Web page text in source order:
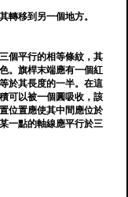
轉移到另一個地方。
個平行的相等條紋，其
。旗桿末端應有一個紅
於其長度的一半。在這
可以被一個圓吸收，該
位置應使其中間應位於
一點的軸線應平行於三